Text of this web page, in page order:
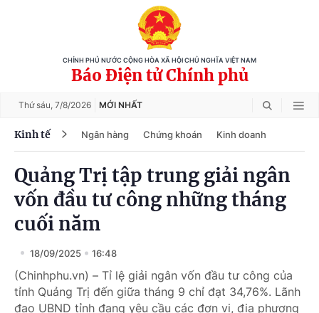
CHÍNH PHỦ NƯỚC CỘNG HÒA XÃ HỘI CHỦ NGHĨA VIỆT NAM
Báo Điện tử Chính phủ
Thứ sáu, 7/8/2026 MỚI NHẤT
Kinh tế Ngân hàng Chứng khoán Kinh doanh
Quảng Trị tập trung giải ngân
vốn đầu tư công những tháng
cuối năm
18/09/2025 16:48
(Chinhphu.vn) – Tỉ lệ giải ngân vốn đầu tư công của
tỉnh Quảng Trị đến giữa tháng 9 chỉ đạt 34,76%. Lãnh
đạo UBND tỉnh đang yêu cầu các đơn vị, địa phương